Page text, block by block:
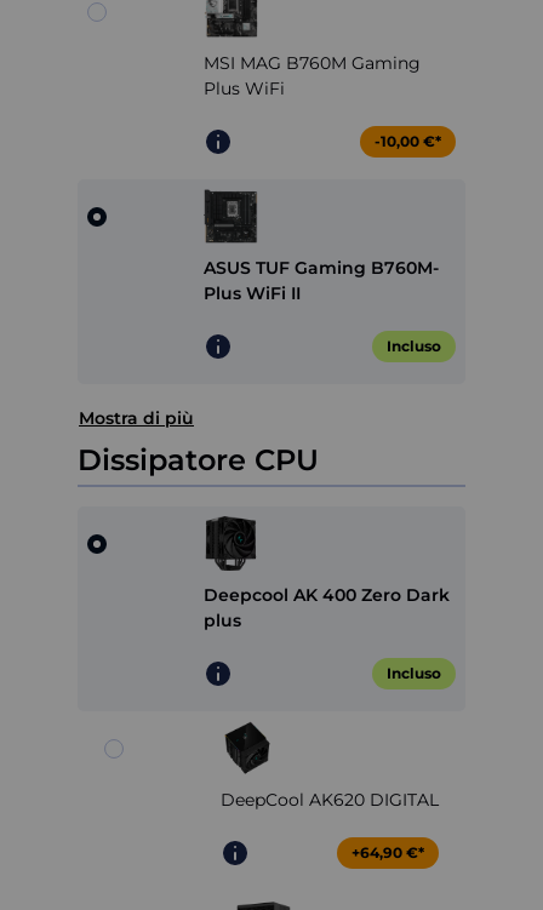
MSI MAG B760M Gaming
Plus WiFi
-10,00 €*
ASUS TUF Gaming B760M-
Plus WiFi II
Incluso
Mostra di più
Dissipatore CPU
Deepcool AK 400 Zero Dark
plus
Incluso
DeepCool AK620 DIGITAL
+64,90 €*